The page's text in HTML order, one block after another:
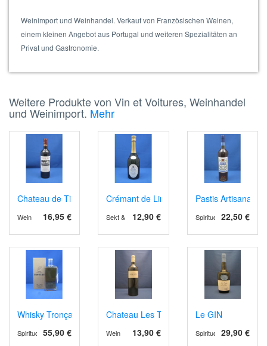
Weinimport und Weinhandel. Verkauf von Französischen Weinen,
einem kleinen Angebot aus Portugal und weiteren Spezialitäten an
Privat und Gastronomie.
Weitere Produkte von Vin et Voitures, Weinhandel
und Weinimport. Mehr
Chateau de Tiregand AOP Pecharment 2023 rot, Barrique
16,95 €
Wein
Crémant de Limoux Grande Cuvée 1531
12,90 €
Sekt & Schaumwein
Pastis Artisanal
22,50 €
Spirituosen
Whisky Tronçais
55,90 €
Spirituosen
Chateau Les Tours des Verdots
13,90 €
Wein
Le GIN
29,90 €
Spirituosen